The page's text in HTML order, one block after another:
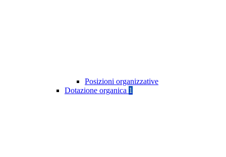
Posizioni organizzative
Dotazione organica 1